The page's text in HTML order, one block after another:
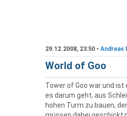
29.12.2008, 23:50 • Andreas
World of Goo
Tower of Goo war und ist
es darum geht, aus
hohen Turm zu bauen,